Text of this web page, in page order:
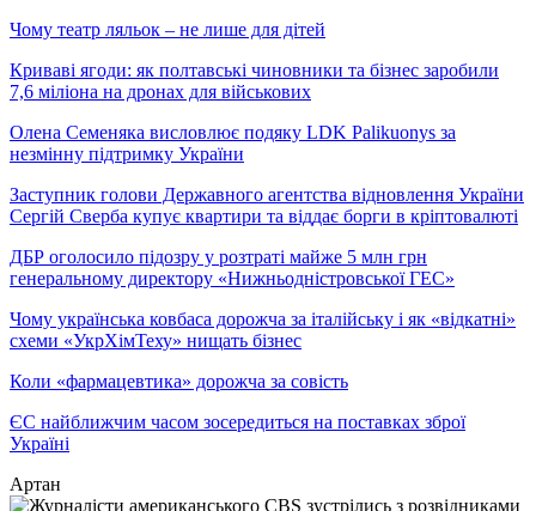
Чому театр ляльок – не лише для дітей
Криваві ягоди: як полтавські чиновники та бізнес заробили
7,6 міліона на дронах для військових
Олена Семеняка висловлює подяку LDK Palikuonys за
незмінну підтримку України
Заступник голови Державного агентства відновлення України
Сергій Сверба купує квартири та віддає борги в кріптовалюті
ДБР оголосило підозру у розтраті майже 5 млн грн
генеральному директору «Нижньодністровської ГЕС»
Чому українська ковбаса дорожча за італійську і як «відкатні»
схеми «УкрХімТеху» нищать бізнес
Коли «фармацевтика» дорожча за совість
ЄС найближчим часом зосередиться на поставках зброї
Україні
Артан